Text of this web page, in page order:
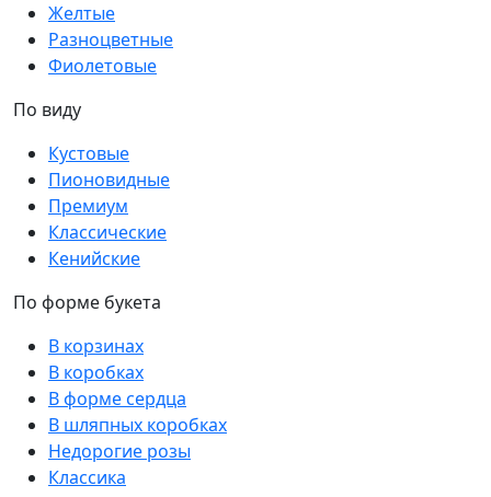
Желтые
Разноцветные
Фиолетовые
По виду
Кустовые
Пионовидные
Премиум
Классические
Кенийские
По форме букета
В корзинах
В коробках
В форме сердца
В шляпных коробках
Недорогие розы
Классика